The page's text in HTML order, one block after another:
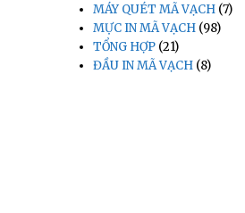
MÁY QUÉT MÃ VẠCH (7)
MỰC IN MÃ VẠCH (98)
TỔNG HỢP (21)
ĐẦU IN MÃ VẠCH (8)